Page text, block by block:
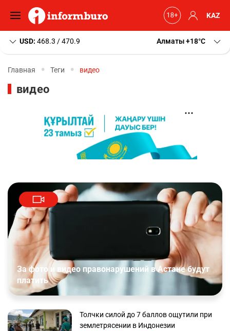
KAZ
USD: 468.3 / 470.9 Алматы+18 C
Главная Теги видео
видео
За фото и видео правонарушений в Астане будут
платить
Толчки силой до 7 баллов ощутили при
землетрясении в Индонезии